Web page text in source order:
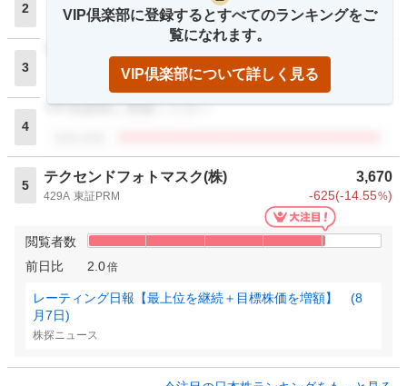
2
閲覧者数
3
4
VIP倶楽部に登録ください
5
テクセンドフォトマスク(株) 3,670
429A 東証PRM -625(-14.55%)
閲覧者数
前日比
2.0倍
レーティング日報【最上位を継続＋目標株価を増額】 (8
月7日)
株探ニュース
VIP倶楽部に登録するとすべてのランキングをご
覧になれます。
VIP倶楽部について詳しく見る